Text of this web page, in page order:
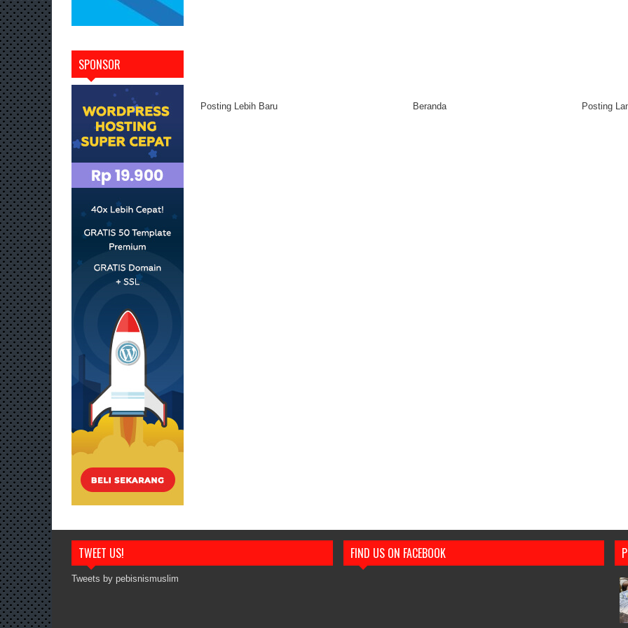
SPONSOR
Posting Lebih Baru Posting
Beranda
TWEET US!
Tweets by pebisnismuslim
FIND US ON FACEBOOK